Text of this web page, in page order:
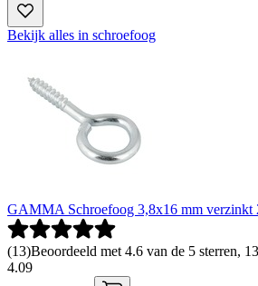
Bekijk alles in schroefoog
GAMMA Schroefoog 3,8x16 mm verzinkt
(13)Beoordeeld met 4.6 van de 5 sterren,
4.09